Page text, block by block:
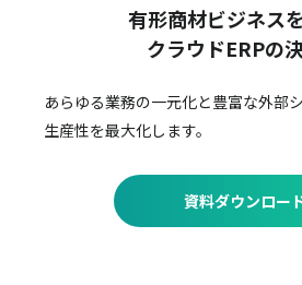
有形商材ビジネス
クラウドERPの
あらゆる業務の一元化と豊富な外部
生産性を最大化します。
資料ダウンロー